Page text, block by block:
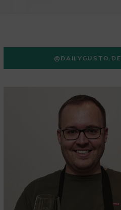
@DAILYGUSTO.DE